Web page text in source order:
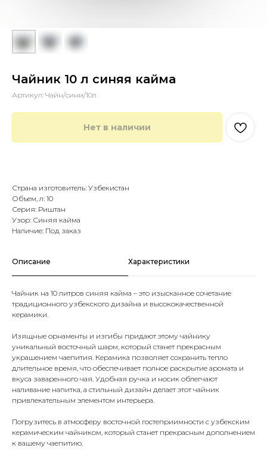
Чайник 10 л синяя кайма
Артикул: Чайн/сини/10л
Нет в наличии
Страна изготовитель: Узбекистан
Объем, л: 10
Серия: Риштан
Узор: Синяя кайма
Наличие: Под заказ
Описание Характеристики
Чайник на 10 литров синяя кайма – это изысканное сочетание
традиционного узбекского дизайна и высококачественной
керамики.
Изящные орнаменты и изгибы придают этому чайнику
уникальный восточный шарм, который станет прекрасным
украшением чаепития. Керамика позволяет сохранить тепло
длительное время, что обеспечивает полное раскрытие аромата и
вкуса заваренного чая. Удобная ручка и носик облегчают
наливание напитка, а стильный дизайн делает этот чайник
привлекательным элементом интерьера.
Погрузитесь в атмосферу восточной гостеприимности с узбекским
керамическим чайником, который станет прекрасным дополнением
к вашему чаепитию.